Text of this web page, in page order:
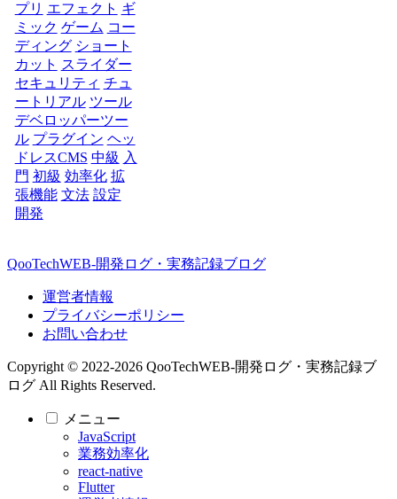
プリ エフェクト ギ
ミック ゲーム コー
ディング ショート
カット スライダー
セキュリティ チュ
ートリアル ツール
デベロッパーツー
ル プラグイン ヘッ
ドレスCMS 中級 入
門 初級 効率化 拡
張機能 文法 設定
開発
QooTechWEB-開発ログ・実務記録ブログ
運営者情報
プライバシーポリシー
お問い合わせ
Copyright © 2022-2026 QooTechWEB-開発ログ・実務記録ブ
ログ All Rights Reserved.
メニュー
JavaScript
業務効率化
react-native
Flutter